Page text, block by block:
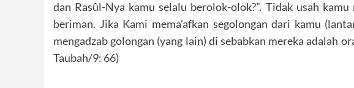
dan Rasûl-Nya kamu selalu berolok-olok?”. Tidak usah
beriman. Jika Kami mema’afkan segolongan dari kamu
mengadzab golongan (yang lain) di sebabkan mereka adalah
Taubah/9: 66)